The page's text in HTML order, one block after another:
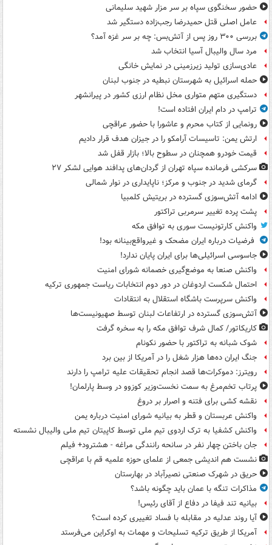
حضور سخنگوی سپاه بر سر مزار شهید سلیمانی
عامل اصلی قتل حمیدرضا رجب‌زاده دستگیر شد
بررسی ۳۰۰ روز پس از آتش‌بس: چه بر سر غزه آمد؟
مرد سال والیبال آسیا انتخاب شد
عادی‌سازی تولید زیرزمینی در نمایش خانگی
حمله اسرائیل به شهرستان نبطیه در جنوب لبنان
دستگیری متهم متواری مخل نظام ارزی کشور در پیرانشهر
ترامپ در دام ایران افتاده است!
رونمایی از کتاب محرم و عاشورا با حضور عراقچی
ارتش یمن: تاسیسات آرامکو را در جیزان هدف قرار دادیم
قیمت خودرو همچنان در سطوح بالا؛ بازار قفل شد
سرکشی فرمانده سپاه تهران از گردان‌های پدافند هوایی لشکر ۲۷
گرمای شدید در جنوب و مرکز؛ ناپایداری در نوار شمالی
ادامه آتش‌سوزی گسترده در بریتیش کلمبیا
پشت پرده تغییر سرمربی تراکتور
واکنش کارتونیست سوری به توافق مکه
فرضیات درباره ایران مضحک و غیرواقع‌بینانه بود!
جاسوسی اسرائیلی‌ها برای ایران پایان ندارد!
واکنش صنعا به موضع‌گیری خصمانه شورای امنیت
احتمال شکست اردوغان در دور دوم انتخابات ریاست جمهوری ترکیه
واکنش سرپرست باشگاه استقلال به انتقادات
آتش‌سوزی گسترده در ارتفاعات لبنان توسط صهیونیست‌ها
کاریکاتور/ کمال شرف توافق مکه را به سخره گرفت
شوک شبانه به تراکتور با حضور نکونام
جنگ ایران ده‌ها هزار شغل را در آمریکا از بین برد
رویترز: دموکرات‌ها قصد انجام تحقیقات علیه ترامپ را دارند
پرتاب تخم‌مرغ به سمت نخست‌وزیر کوزوو در وسط پارلمان!
نقشه کشی برای فتنه و اصرار بر دروغ
واکنش عربستان و قطر به بیانیه شورای امنیت درباره یمن
واکنش کشفیا به ترک اردوی تیم ملی توسط کاپیتان تیم ملی والیبال نشسته
جان باختن چهار نفر در سانحه رانندگی مراغه - هشترود+ فیلم
نشست هم اندیشی جمعی از علمای حوزه علمیه قم با عراقچی
حریق در شهرک صنعتی نصیرآباد در بهارستان
مذاکرات تنگه با عمان باید چگونه باشد؟
بیانیه تند فیفا در دفاع از آقای رئیس!
آیا روند عدلیه در مقابله با فساد تغییری کرده است؟
آمریکا از طریق ترکیه تسلیحات و مهمات به اوکراین می‌فرستد